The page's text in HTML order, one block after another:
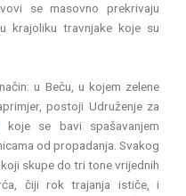
se masovno prekrivaju
krajoliku travnjake koje su
u Beču, u kojem zelene
postoji Udruženje za
koje se bavi spašavanjem
od propadanja. Svakog
skupe do tri tone vrijednih
čiji rok trajanja ističe, i